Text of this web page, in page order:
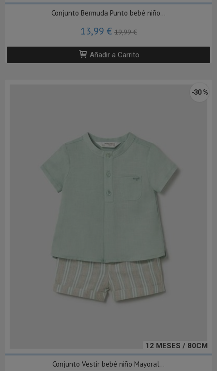
Conjunto Bermuda Punto bebé niño...
13,99 €19,99 €
Añadir a Carrito
12 MESES / 80CM
-30 %
Conjunto Vestir bebé niño Mayoral...